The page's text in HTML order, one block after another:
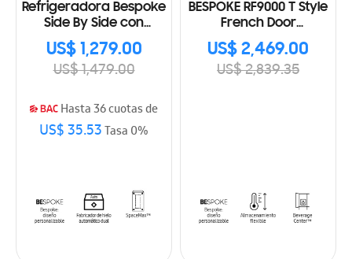
Refrigeradora Bespoke
Side By Side con
Fabricador dual de
hielo 23 Cu.fc., 640L
RS23CB700A7GAP
US$ 1,279.00
US$ 1,479.00
Hasta 36 cuotas de
US$ 35.53Tasa 0%
BESPOKE RF9000 T Style
French Door
Refrigerator with
Beverage Center™ 492
ℓ
US$ 2,469.00
US$ 2,839.35